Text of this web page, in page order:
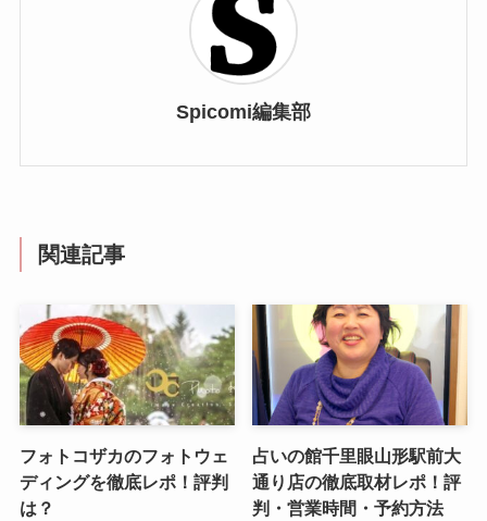
Spicomi編集部
関連記事
フォトコザカのフォトウェ
ディングを徹底レポ！評判
は？
占いの館千里眼山形駅前大
通り店の徹底取材レポ！評
判・営業時間・予約方法